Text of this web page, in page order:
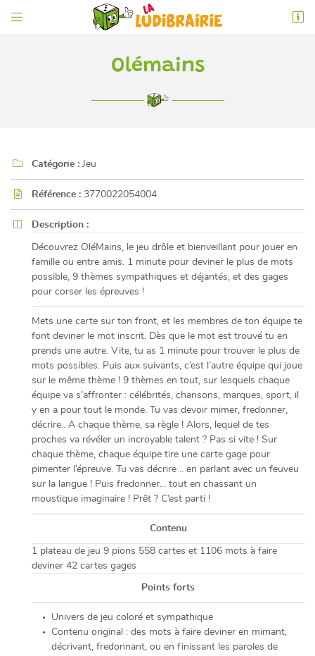
 
En cochant cette case, vous consentez à recevoir nos propositions commerciales à
l'adresse email indiqué ci-dessus. Vous pouvez vous désinscrire à tout moment en
utilisant le formulaire de désinscription.
INSCRIPTION
Olémains
 Catégorie : Jeu
 Référence : 3770022054004
 Description :
Découvrez OléMains, le jeu drôle et bienveillant pour jouer en
famille ou entre amis. 1 minute pour deviner le plus de mots
possible, 9 thèmes sympathiques et déjantés, et des gages
pour corser les épreuves !
Mets une carte sur ton front, et les membres de ton équipe te
font deviner le mot inscrit. Dès que le mot est trouvé tu en
prends une autre. Vite, tu as 1 minute pour trouver le plus de
mots possibles. Puis aux suivants, c’est l’autre équipe qui joue
sur le même thème ! 9 thèmes en tout, sur lesquels chaque
équipe va s’affronter : célébrités, chansons, marques, sport, il
y en a pour tout le monde. Tu vas devoir mimer, fredonner,
décrire.. A chaque thème, sa règle ! Alors, lequel de tes
proches va révéler un incroyable talent ? Pas si vite ! Sur
chaque thème, chaque équipe tire une carte gage pour
pimenter l’épreuve. Tu vas décrire .. en parlant avec un feuveu
sur la langue ! Puis fredonner... tout en chassant un
moustique imaginaire ! Prêt ? C’est parti !
Contenu
1 plateau de jeu 9 pions 558 cartes et 1106 mots à faire
deviner 42 cartes gages
Points forts
Univers de jeu coloré et sympathique
Contenu original : des mots à faire deviner en mimant,
décrivant, fredonnant, ou en finissant les paroles de